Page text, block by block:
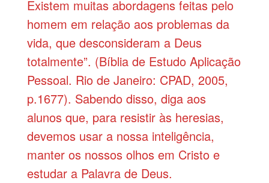
Existem muitas abordagens feitas pelo
homem em relação aos problemas da
vida, que desconsideram a Deus
totalmente”. (Bíblia de Estudo Aplicação
Pessoal. Rio de Janeiro: CPAD, 2005,
p.1677). Sabendo disso, diga aos
alunos que, para resistir às heresias,
devemos usar a nossa inteligência,
manter os nossos olhos em Cristo e
estudar a Palavra de Deus.